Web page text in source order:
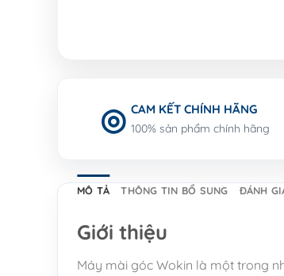
CAM KẾT CHÍNH HÃNG
100% sản phẩm chính hãng
MÔ TẢ THÔNG TIN BỔ SUNG ĐÁNH
Giới thiệu
Máy mài góc Wokin là một trong